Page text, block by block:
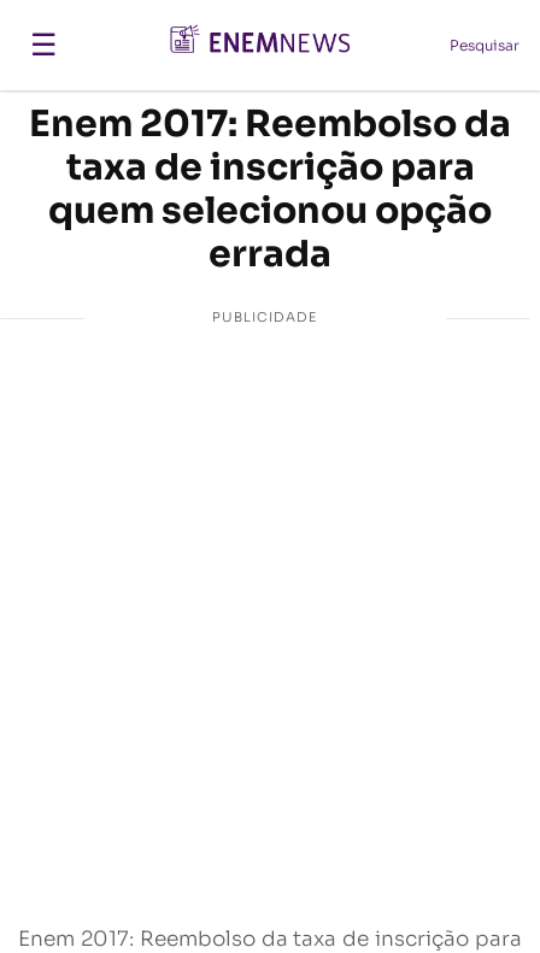
☰ Pesquisar
Enem 2017: Reembolso da
taxa de inscrição para
quem selecionou opção
errada
Enem 2017: Reembolso da taxa de inscrição para